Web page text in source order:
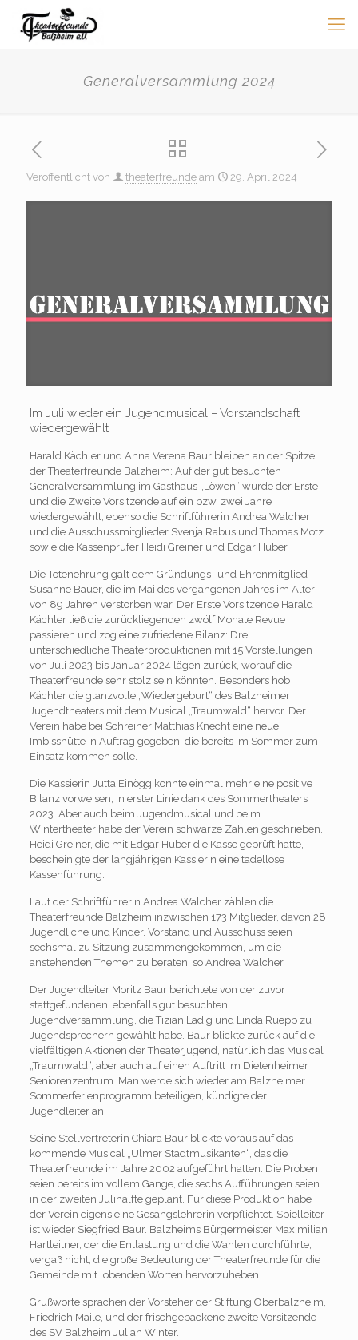
Generalversammlung 2024
Veröffentlicht von theaterfreunde am 29. April 2024
Im Juli wieder ein Jugendmusical – Vorstandschaft
wiedergewählt
Harald Kächler und Anna Verena Baur bleiben an der Spitze
der Theaterfreunde Balzheim: Auf der gut besuchten
Generalversammlung im Gasthaus „Löwen“ wurde der Erste
und die Zweite Vorsitzende auf ein bzw. zwei Jahre
wiedergewählt, ebenso die Schriftführerin Andrea Walcher
und die Ausschussmitglieder Svenja Rabus und Thomas Motz
sowie die Kassenprüfer Heidi Greiner und Edgar Huber.
Die Totenehrung galt dem Gründungs- und Ehrenmitglied
Susanne Bauer, die im Mai des vergangenen Jahres im Alter
von 89 Jahren verstorben war. Der Erste Vorsitzende Harald
Kächler ließ die zurückliegenden zwölf Monate Revue
passieren und zog eine zufriedene Bilanz: Drei
unterschiedliche Theaterproduktionen mit 15 Vorstellungen
von Juli 2023 bis Januar 2024 lägen zurück, worauf die
Theaterfreunde sehr stolz sein könnten. Besonders hob
Kächler die glanzvolle „Wiedergeburt“ des Balzheimer
Jugendtheaters mit dem Musical „Traumwald“ hervor. Der
Verein habe bei Schreiner Matthias Knecht eine neue
Imbisshütte in Auftrag gegeben, die bereits im Sommer zum
Einsatz kommen solle.
Die Kassierin Jutta Einögg konnte einmal mehr eine positive
Bilanz vorweisen, in erster Linie dank des Sommertheaters
2023. Aber auch beim Jugendmusical und beim
Wintertheater habe der Verein schwarze Zahlen geschrieben.
Heidi Greiner, die mit Edgar Huber die Kasse geprüft hatte,
bescheinigte der langjährigen Kassierin eine tadellose
Kassenführung.
Laut der Schriftführerin Andrea Walcher zählen die
Theaterfreunde Balzheim inzwischen 173 Mitglieder, davon 28
Jugendliche und Kinder. Vorstand und Ausschuss seien
sechsmal zu Sitzung zusammengekommen, um die
anstehenden Themen zu beraten, so Andrea Walcher.
Der Jugendleiter Moritz Baur berichtete von der zuvor
stattgefundenen, ebenfalls gut besuchten
Jugendversammlung, die Tizian Ladig und Linda Ruepp zu
Jugendsprechern gewählt habe. Baur blickte zurück auf die
vielfältigen Aktionen der Theaterjugend, natürlich das Musical
„Traumwald“, aber auch auf einen Auftritt im Dietenheimer
Seniorenzentrum. Man werde sich wieder am Balzheimer
Sommerferienprogramm beteiligen, kündigte der
Jugendleiter an.
Seine Stellvertreterin Chiara Baur blickte voraus auf das
kommende Musical „Ulmer Stadtmusikanten“, das die
Theaterfreunde im Jahre 2002 aufgeführt hatten. Die Proben
seien bereits im vollem Gange, die sechs Aufführungen seien
in der zweiten Julihälfte geplant. Für diese Produktion habe
der Verein eigens eine Gesangslehrerin verpflichtet. Spielleiter
ist wieder Siegfried Baur. Balzheims Bürgermeister Maximilian
Hartleitner, der die Entlastung und die Wahlen durchführte,
vergaß nicht, die große Bedeutung der Theaterfreunde für die
Gemeinde mit lobenden Worten hervorzuheben.
Grußworte sprachen der Vorsteher der Stiftung Oberbalzheim,
Friedrich Maile, und der frischgebackene zweite Vorsitzende
des SV Balzheim Julian Winter.